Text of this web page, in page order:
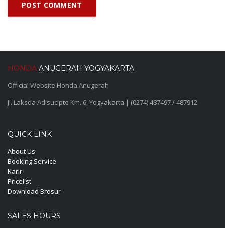
HONDA ANUGERAH YOGYAKARTA
Official Website Honda Anugerah
Jl. Laksda Adisucipto Km. 6, Yogyakarta | (0274) 487497 / 487912
QUICK LINK
About Us
Booking Service
Karir
Pricelist
Download Brosur
SALES HOURS